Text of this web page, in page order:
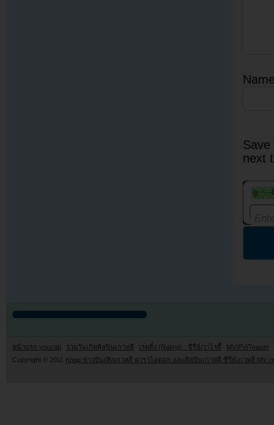
next
หน้าแรก youzab รวมวันเกิดศิลปินเกาหลี เรตติ้ง (Rating) : ซีรี่ย์/วาไรตี้
MV/PV/Teaser
Copyright © 2011
Kpop ข่าวบันเทิงเกาหลี ดาราไอดอล และศิลปินเกาหลี ซีรี่ย์เกาหลี MV